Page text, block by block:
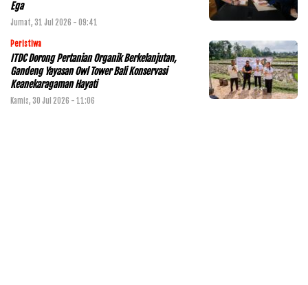
Ega
Jumat, 31 Jul 2026 - 09:41
Peristiwa
ITDC Dorong Pertanian Organik Berkelanjutan,
Gandeng Yayasan Owl Tower Bali Konservasi
Keanekaragaman Hayati
Kamis, 30 Jul 2026 - 11:06